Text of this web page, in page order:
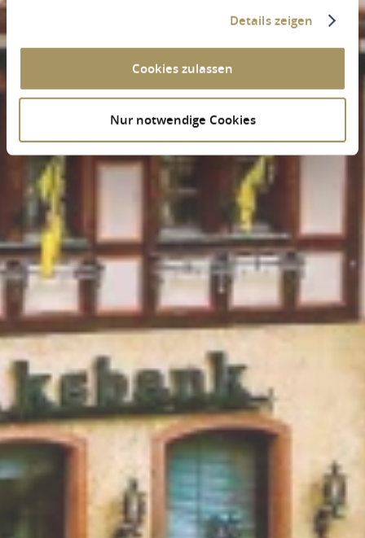
Details zeigen
Cookies zulassen
Nur notwendige Cookies